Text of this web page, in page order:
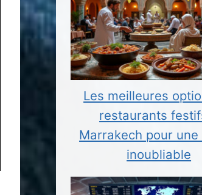
Les meilleures
restaurants
Marrakech pour une
inoubliable